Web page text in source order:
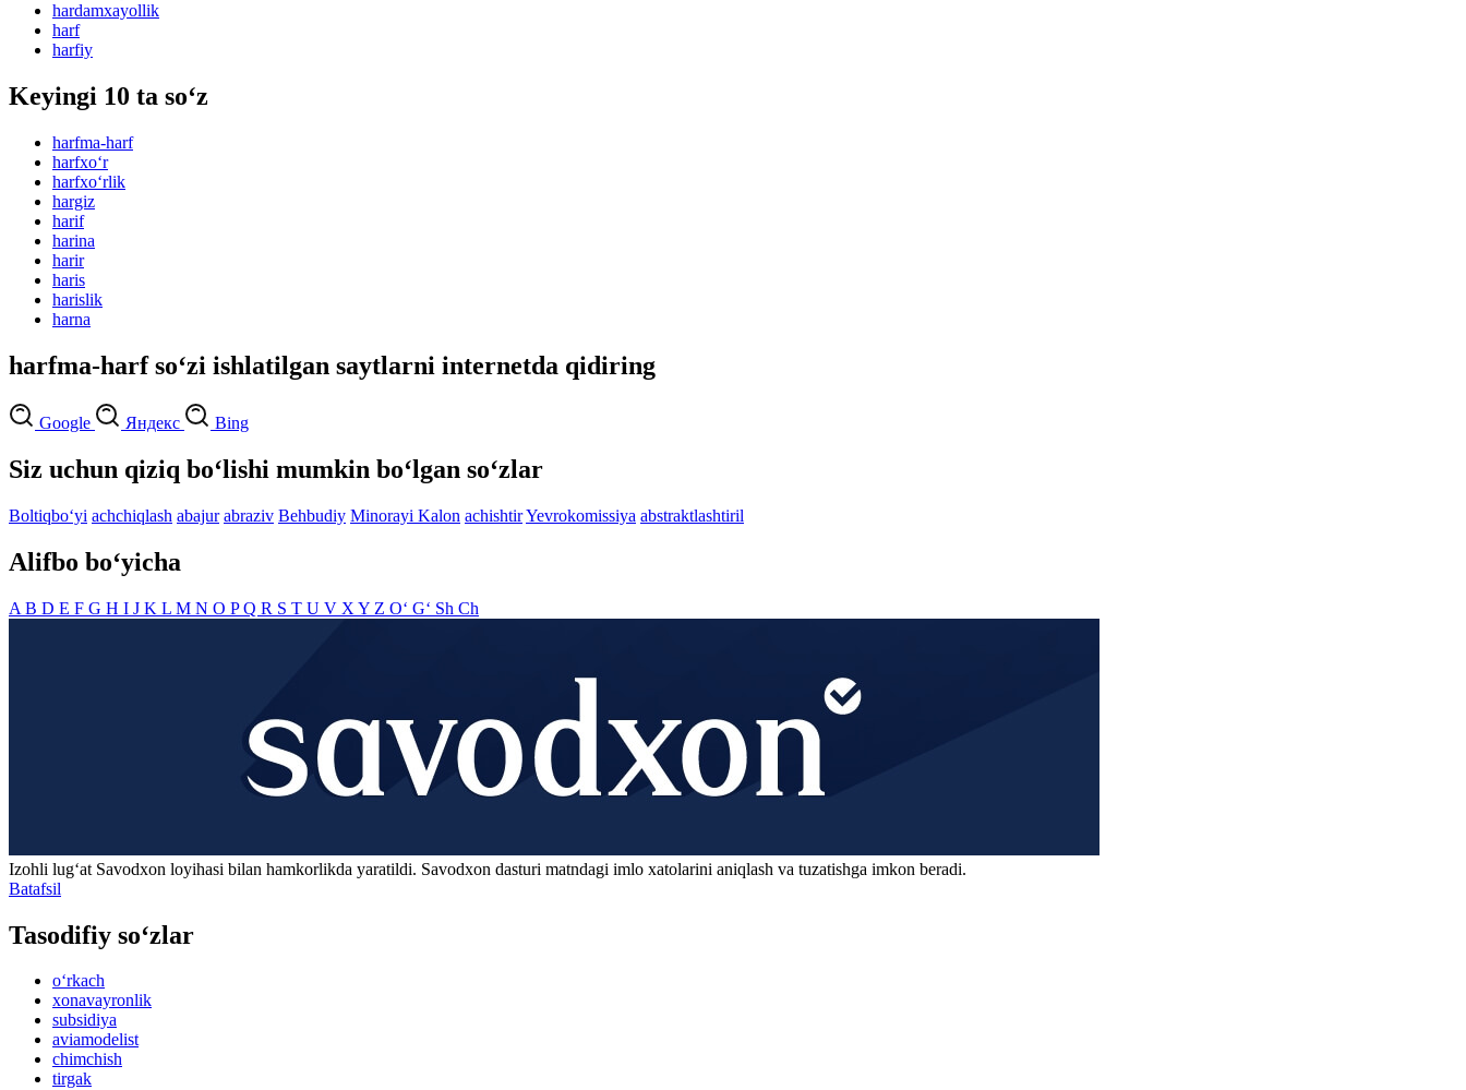
hardamxayollik
harf
harfiy
Keyingi 10 ta so‘z
harfma-harf
harfxo‘r
harfxo‘rlik
hargiz
harif
harina
harir
haris
harislik
harna
harfma-harf so‘zi ishlatilgan saytlarni internetda qidiring
Google Яндекс Bing
Siz uchun qiziq bo‘lishi mumkin bo‘lgan so‘zlar
Boltiqbo‘yi achchiqlash abajur abraziv Behbudiy Minorayi Kalon achishtirYevrokomissiya abstraktlashtiril
Alifbo bo‘yicha
A B D E F G H I J K L M N O PQ R S T U V X Y Z O‘ G‘ Sh Ch
Izohli lugʻat Savodxon loyihasi bilan hamkorlikda yaratildi. Savodxon dasturi matndagi imlo xatolarini aniqlash va tuzatishga imkon beradi.
Batafsil
Tasodifiy so‘zlar
o‘rkach
xonavayronlik
subsidiya
aviamodelist
chimchish
tirgak